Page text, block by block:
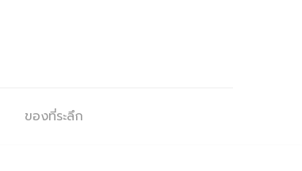
ของที่ระลึก